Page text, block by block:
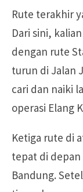
Rute terakhir
Dari sini,
dengan rute
turun di Jalan
cari dan naiki
operasi Elang
Ketiga rute di
tepat di depan
Bandung.